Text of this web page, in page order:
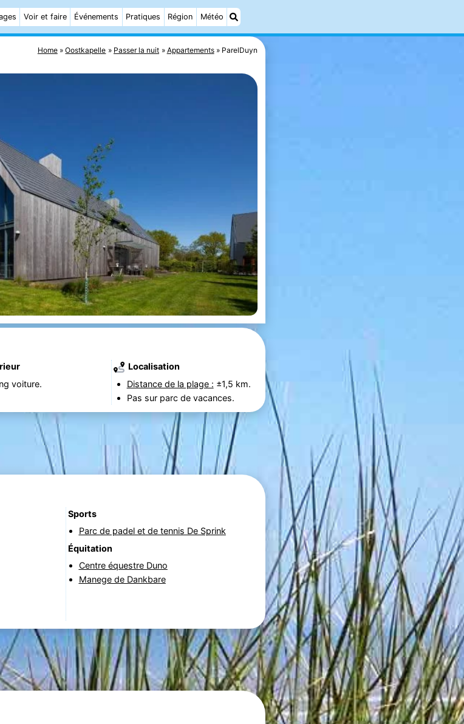
Voir et faire Événements Pratiques Région Météo
Home Oostkapelle Passer la nuit Appartements ParelDuyn
voiture.
Localisation
Distance de la plage : ±1,5 km.
Pas sur parc de vacances.
Sports
Parc de padel et de tennis De Sprink
Équitation
Centre équestre Duno
Manege de Dankbare